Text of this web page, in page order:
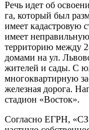
Речь идет об
га, который был
имеет кадастровую
имеет
территорию между
домами на ул.
жителей и сады. С
многоквартирную
железная дорога.
стадион «Восток».
Согласно ЕГРН,